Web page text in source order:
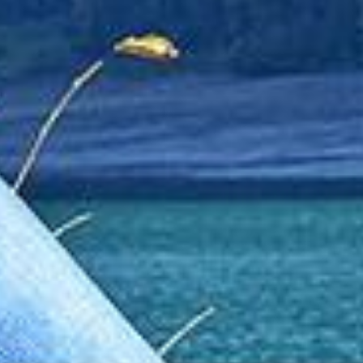
hält, ist noch unklar. Aber bei so begeisterten Eltern kann sich das
Daunenjacken und schaut beeindruckt auf den trockengelegten
mal anschauen», sagen die Dame und der Herr, die namentlich
Klöntal, vielleicht einmal im Jahr, schätzen sie. «Wir machen
bemerkbar. Der schwarze Teer der Strasse und die steilen
und dicken Schals für eine Pause auf das Mäuerchen
noch nie im Klöntal waren, habe es auf den Bildern schön
gut vorstellen, auch im Sommer wieder zu kommen. «Man
und Gruppenfotos auf dem Mäuerchen geschossen. Vielleicht
ist, verliert sie einiges an Kraft. Sehr zum Nachteil des jungen
den sie beim Parkplatz direkt neben der
machen, dass wir auch wirklich im Klöntal waren», erzählt der
arschkalt, aber auch lustig», ergänzt er.